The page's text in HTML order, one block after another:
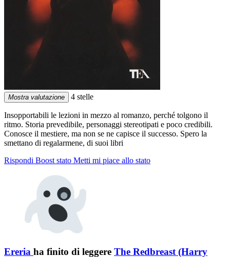
Mostra valutazione 4 stelle
Insopportabili le lezioni in mezzo al romanzo, perché tolgono il
ritmo. Storia prevedibile, personaggi stereotipati e poco credibili.
Conosce il mestiere, ma non se ne capisce il successo. Spero la
smettano di regalarmene, di suoi libri
Rispondi Boost stato Metti mi piace allo stato
Ereria ha finito di leggere The Redbreast (Harry